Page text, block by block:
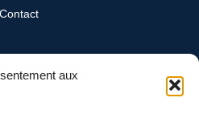
aux
Contact
Cand-Landi SA